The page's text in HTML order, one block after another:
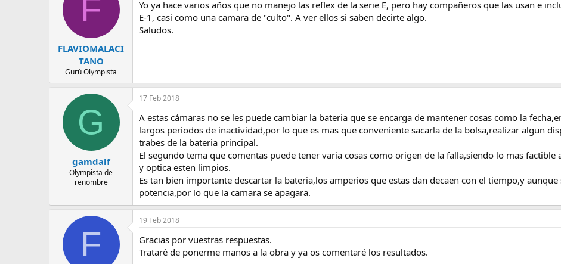
m
F
FLAVIOMALACI
TANO
Gurú Olympista
Yo ya hace varios años que no manejo las reflex de la serie E, pero hay compañeros que las usan e
E-1, casi como una camara de "culto". A ver ellos si saben decirte algo.
Saludos.
G
gamdalf
Olympista de
renombre
17 Feb 2018
A estas cámaras no se les puede cambiar la bateria que se encarga de mantener cosas como la
largos periodos de inactividad,por lo que es mas que conveniente sacarla de la bolsa,realizar algun
trabes de la bateria principal.
El segundo tema que comentas puede tener varia cosas como origen de la falla,siendo lo mas
y optica esten limpios.
Es tan bien importante descartar la bateria,los amperios que estas dan decaen con el tiempo,y
potencia,por lo que la camara se apagara.
F
19 Feb 2018
Gracias por vuestras respuestas.
Trataré de ponerme manos a la obra y ya os comentaré los resultados.